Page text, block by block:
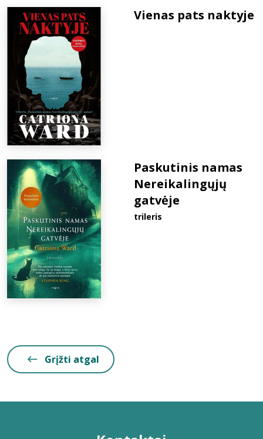
D.U.K.
Vienas pats naktyje
Paskutinis namas
Nereikalingųjų
gatvėje
trileris
Grįžti atgal